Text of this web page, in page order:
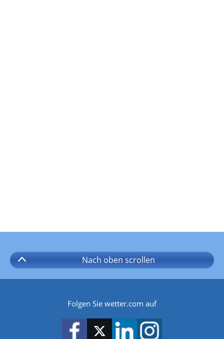
Nach oben scrollen
Folgen Sie wetter.com auf